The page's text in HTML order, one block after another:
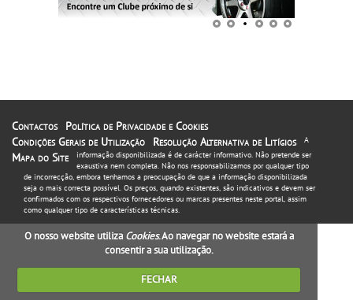
Contactos
Política de Privacidade e Cookies
Condições Gerais de Utilização
Resolução Alternativa de Litígios
Mapa do Site
A
informação disponibilizada é de carácter informativo. Não pretende ser
exaustiva nem completa. Não nos responsabilizamos por qualquer tipo
de incorrecção, embora tenhamos a preocupação de que a informação disponibilizada
seja o mais correcta possível. Os preços, quando existentes, são indicativos e devem ser
confirmados com os respectivos fornecedores ou marcas presentes neste portal, assim
como qualquer tipo de características técnicas.
O nosso website utiliza Cookies. Ao navegar no website estará a
consentir a sua utilização.
FECHAR